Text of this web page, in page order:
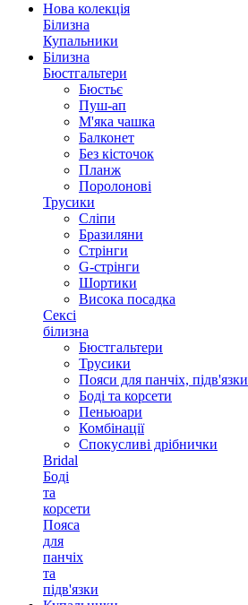
Нова колекція
Білизна
Купальники
Білизна
Бюстгальтери
Бюстьє
Пуш-ап
М'яка чашка
Балконет
Без кісточок
Планж
Поролонові
Трусики
Сліпи
Бразиляни
Стрінги
G-стрінги
Шортики
Висока посадка
Сексі
білизна
Бюстгальтери
Трусики
Пояси для панчіх, підв'язки
Боді та корсети
Пеньюари
Комбінації
Спокусливі дрібнички
Bridal
Боді
та
корсети
Пояса
для
панчіх
та
підв'язки